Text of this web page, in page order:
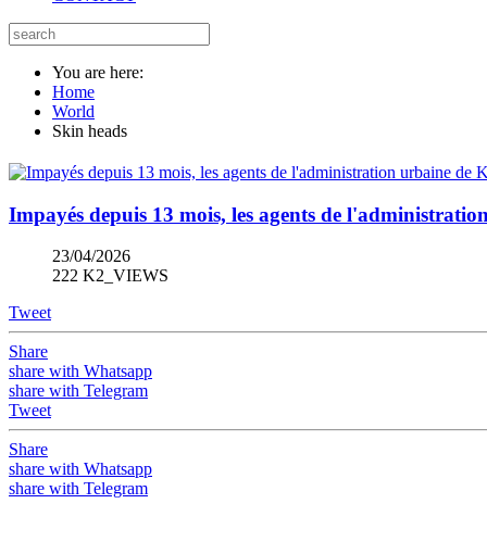
You are here:
Home
World
Skin heads
Impayés depuis 13 mois, les agents de
23/04/2026
222 K2_VIEWS
Tweet
Share
share with Whatsapp
share with Telegram
Tweet
Share
share with Whatsapp
share with Telegram